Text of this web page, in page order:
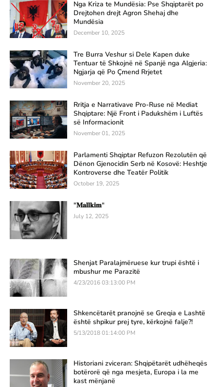
Nga Kriza te Mundësia: Pse Shqiptarët po
Drejtohen drejt Agron Shehaj dhe
Mundësia
December 10, 2025
Tre Burra Veshur si Dele Kapen duke
Tentuar të Shkojnë në Spanjë nga Algjeria:
Ngjarja që Po Çmend Rrjetet
November 20, 2025
Rritja e Narrativave Pro-Ruse në Mediat
Shqiptare: Një Front i Padukshëm i Luftës
së Informacionit
November 01, 2025
Parlamenti Shqiptar Refuzon Rezolutën që
Dënon Gjenocidin Serb në Kosovë: Heshtje
Kontroverse dhe Teatër Politik
October 19, 2025
"𝐌𝐚𝐥𝐥𝐤𝐢𝐦"
July 12, 2025
Shenjat Paralajmëruese kur trupi është i
mbushur me Parazitë
4/23/2016 03:13:00 PM
Shkencëtarët pranojnë se Greqia e Lashtë
është shpikur prej tyre, kërkojnë falje?!
5/13/2018 01:14:00 PM
Historiani zviceran: Shqipëtarët udhëheqës
botërorë që nga mesjeta, Europa i la me
kast mënjanë